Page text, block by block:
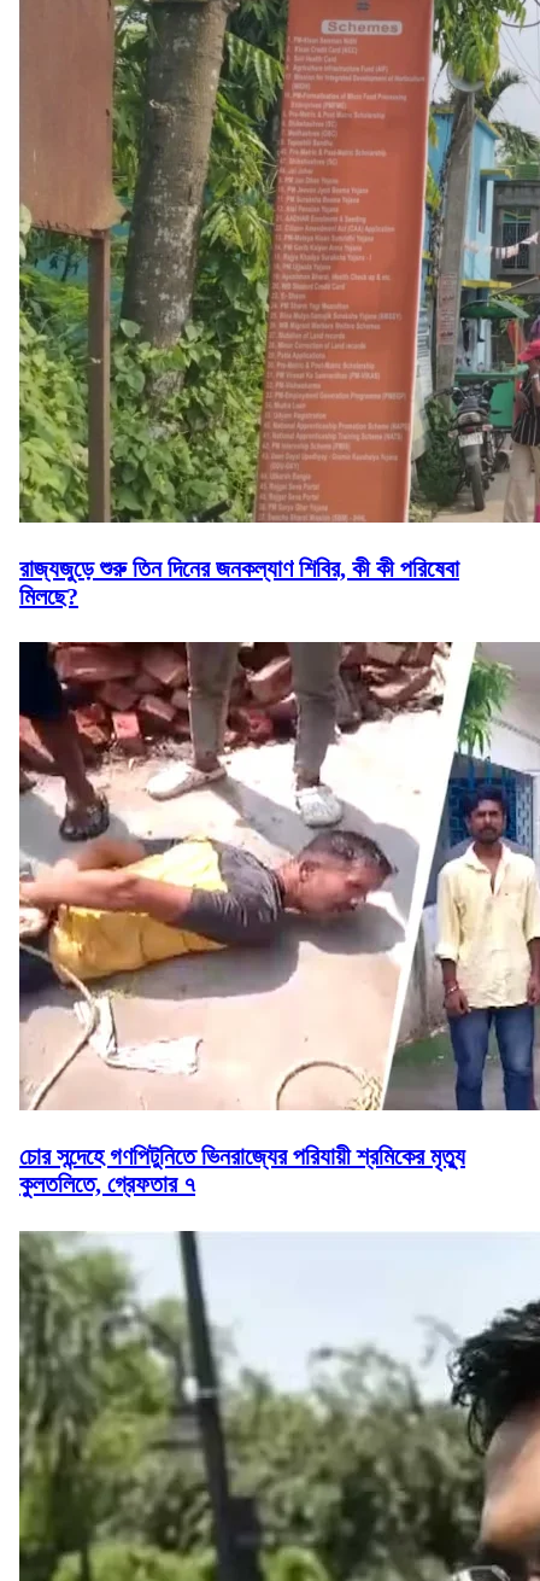
রাজ্যজুড়ে শুরু তিন দিনের জনকল্যাণ শিবির, কী কী পরিষেবা
মিলছে?
চোর সন্দেহে গণপিটুনিতে ভিনরাজ্যের পরিযায়ী শ্রমিকের মৃত্যু
কুলতলিতে, গ্রেফতার ৭